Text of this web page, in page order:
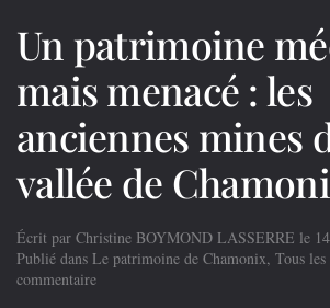
Un patrimoine
mais menacé : les
anciennes mines
vallée de
Écrit par Christine BOYMOND LASSERRE le
Publié dans Le patrimoine de Chamonix, Tous
commentairesur